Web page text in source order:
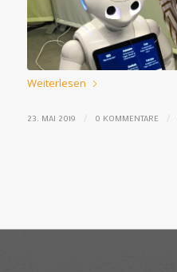
Weiterlesen
23. MAI 2019 / 0 KOMMENTARE /